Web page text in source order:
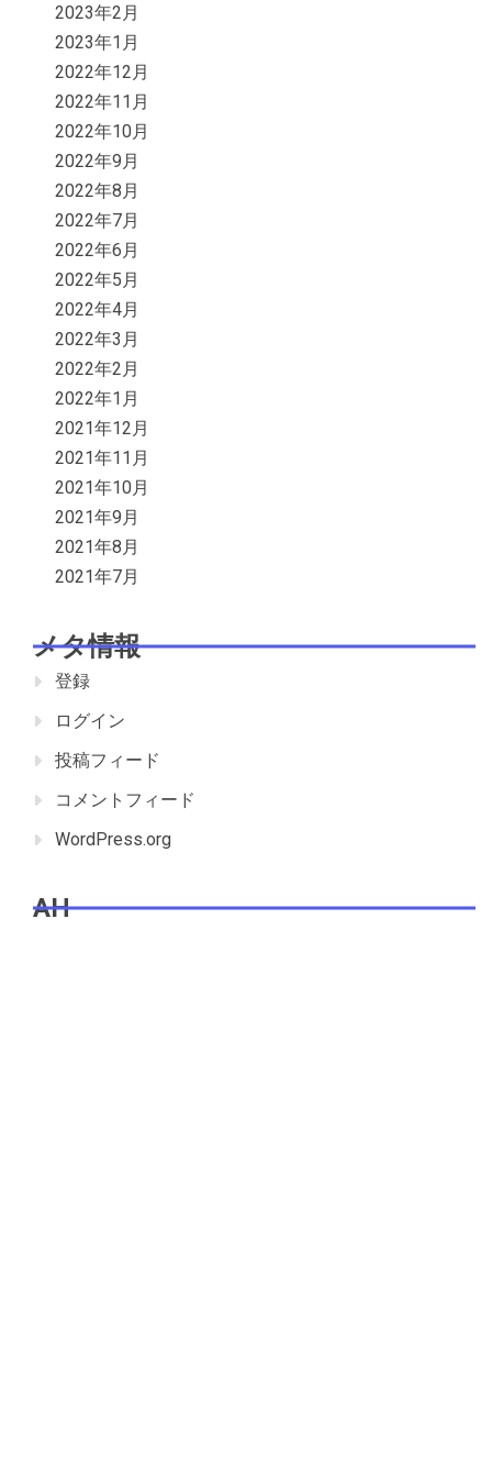
2023年2月
2023年1月
2022年12月
2022年11月
2022年10月
2022年9月
2022年8月
2022年7月
2022年6月
2022年5月
2022年4月
2022年3月
2022年2月
2022年1月
2021年12月
2021年11月
2021年10月
2021年9月
2021年8月
2021年7月
メタ情報
登録
ログイン
投稿フィード
コメントフィード
WordPress.org
AH